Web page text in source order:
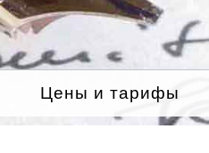
Цены и тарифы